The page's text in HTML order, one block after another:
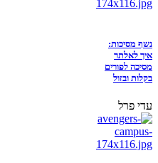
נשף מסיכות:
איך לאלתר
מסיכה לפורים
בקלות ובזול
עדי פרל